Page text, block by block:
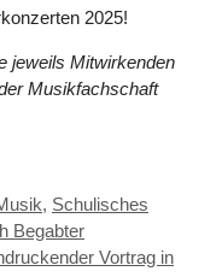
2025!
jeweils Mitwirkenden
Musikfachschaft
, Schulisches
Begabter
Vortrag in